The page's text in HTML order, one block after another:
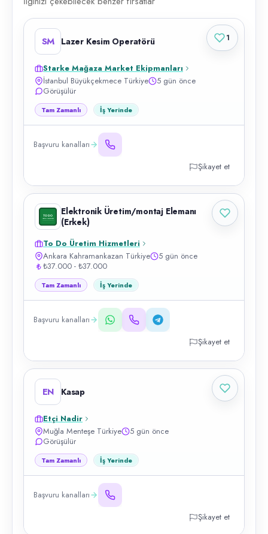
SM Lazer Kesim Operatörü
Starke Mağaza Market Ekipmanları
İstanbul Büyükçekmece Türkiye
5 gün önce
Görüşülür
Tam Zamanlı İş Yerinde
Başvuru kanalları
Şikayet et
1
Elektronik Üretim/montaj Elemanı
(Erkek)
To Do Üretim Hizmetleri
Ankara Kahramankazan Türkiye
5 gün önce
₺37.000 - ₺37.000
Tam Zamanlı İş Yerinde
Başvuru kanalları
Şikayet et
EN Kasap
Etçi Nadir
Muğla Menteşe Türkiye
5 gün önce
Görüşülür
Tam Zamanlı İş Yerinde
Başvuru kanalları
Şikayet et